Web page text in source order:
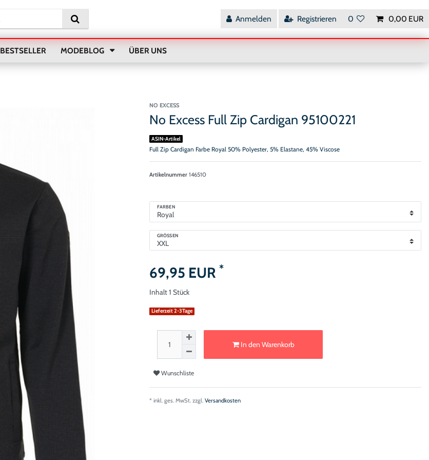
Anmelden Registrieren 0 0,00 EUR
BESTSELLER MODEBLOG ÜBER UNS
NO EXCESS
No Excess Full Zip Cardigan 95100221
ASIN-Artikel
Full Zip Cardigan Farbe Royal 50% Polyester, 5% Elastane, 45% Viscose
Artikelnummer 146510
FARBEN
GRÖSSEN
69,95 EUR *
Inhalt1 Stück
Lieferzeit 2-3Tage
In den Warenkorb
Wunschliste
* inkl. ges. MwSt. zzgl. Versandkosten